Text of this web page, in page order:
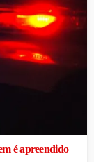
é apreendido